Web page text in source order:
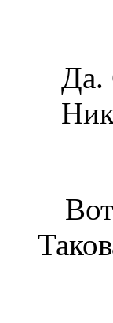
Да.
Вот